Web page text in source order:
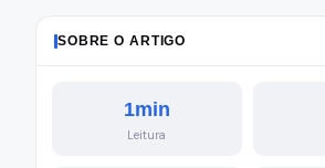
SOBRE O ARTIGO
1min
Leitura